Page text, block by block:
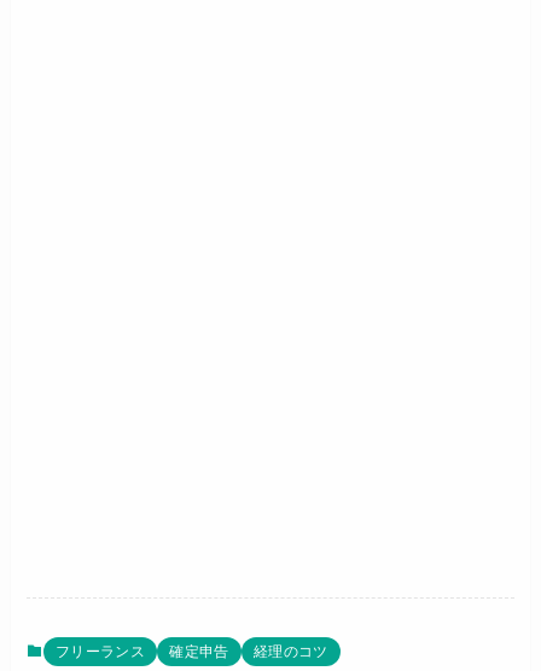
フリーランス 確定申告 経理のコツ